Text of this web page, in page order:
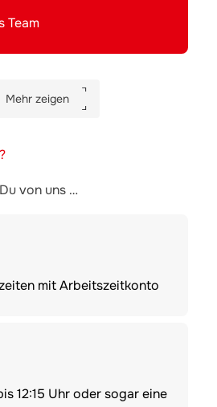
Team
Mehr zeigen
von uns …
mit Arbeitszeitkonto
12:15 Uhr oder sogar eine